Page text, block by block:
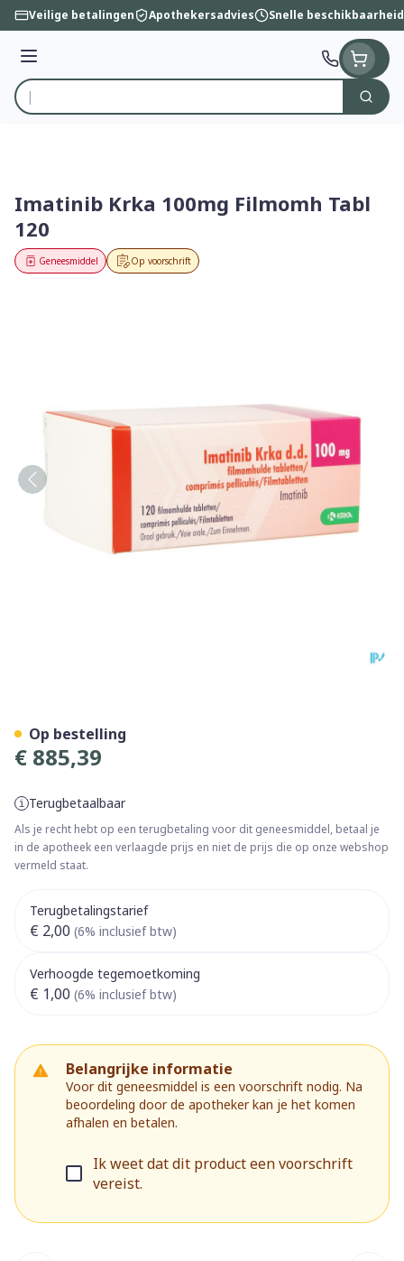
Ga naar de inhoud
Veilige betalingen Apothekersadvies Snelle beschikbaarheid
Menu
Product, merk, categorie...
Zoek
Imatinib Krka 100mg Filmomh Tabl
120
Op voorschrift
Geneesmiddel
€ 885,39
Terugbetaalbaar
Als je recht hebt op een terugbetaling voor dit geneesmiddel, betaal je
in de apotheek een verlaagde prijs en niet de prijs die op onze webshop
vermeld staat.
Terugbetalingstarief
€ 2,00 (6% inclusief btw)
Verhoogde tegemoetkoming
€ 1,00 (6% inclusief btw)
Belangrijke informatie
Voor dit geneesmiddel is een voorschrift nodig. Na
beoordeling door de apotheker kan je het komen
afhalen en betalen.
Ik weet dat dit product een voorschrift
vereist.
Op bestelling